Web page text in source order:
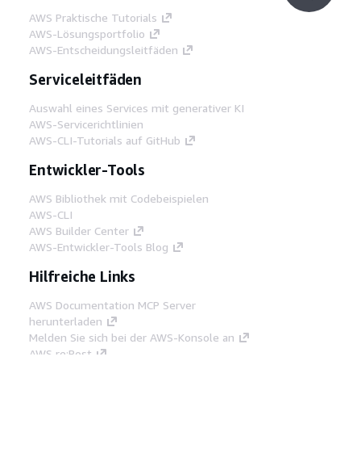
AWS Praktische Tutorials
AWS-Lösungsportfolio
AWS-Entscheidungsleitfäden
Serviceleitfäden
Auswahl eines Services mit generativer KI
AWS-Servicerichtlinien
AWS-CLI-Tutorials auf GitHub
Entwickler-Tools
AWS Bibliothek mit Codebeispielen
AWS-CLI
AWS Builder Center
AWS-Entwickler-Tools Blog
Hilfreiche Links
AWS Documentation MCP Server
herunterladen
Melden Sie sich bei der AWS-Konsole an
AWS re:Post